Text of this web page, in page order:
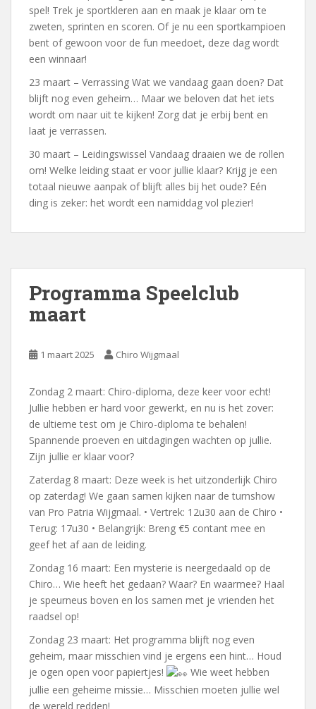
spel! Trek je sportkleren aan en maak je klaar om te
zweten, sprinten en scoren. Of je nu een sportkampioen
bent of gewoon voor de fun meedoet, deze dag wordt
een winnaar!
23 maart – Verrassing Wat we vandaag gaan doen? Dat
blijft nog even geheim… Maar we beloven dat het iets
wordt om naar uit te kijken! Zorg dat je erbij bent en
laat je verrassen.
30 maart – Leidingswissel Vandaag draaien we de rollen
om! Welke leiding staat er voor jullie klaar? Krijg je een
totaal nieuwe aanpak of blijft alles bij het oude? Eén
ding is zeker: het wordt een namiddag vol plezier!
Programma Speelclub
maart
1 maart 2025 Chiro Wijgmaal
Zondag 2 maart: Chiro-diploma, deze keer voor echt!
Jullie hebben er hard voor gewerkt, en nu is het zover:
de ultieme test om je Chiro-diploma te behalen!
Spannende proeven en uitdagingen wachten op jullie.
Zijn jullie er klaar voor?
Zaterdag 8 maart: Deze week is het uitzonderlijk Chiro
op zaterdag! We gaan samen kijken naar de turnshow
van Pro Patria Wijgmaal. • Vertrek: 12u30 aan de Chiro •
Terug: 17u30 • Belangrijk: Breng €5 contant mee en
geef het af aan de leiding.
Zondag 16 maart: Een mysterie is neergedaald op de
Chiro… Wie heeft het gedaan? Waar? En waarmee? Haal
je speurneus boven en los samen met je vrienden het
raadsel op!
Zondag 23 maart: Het programma blijft nog even
geheim, maar misschien vind je ergens een hint… Houd
je ogen open voor papiertjes!
Wie weet hebben
jullie een geheime missie… Misschien moeten jullie wel
de wereld redden!